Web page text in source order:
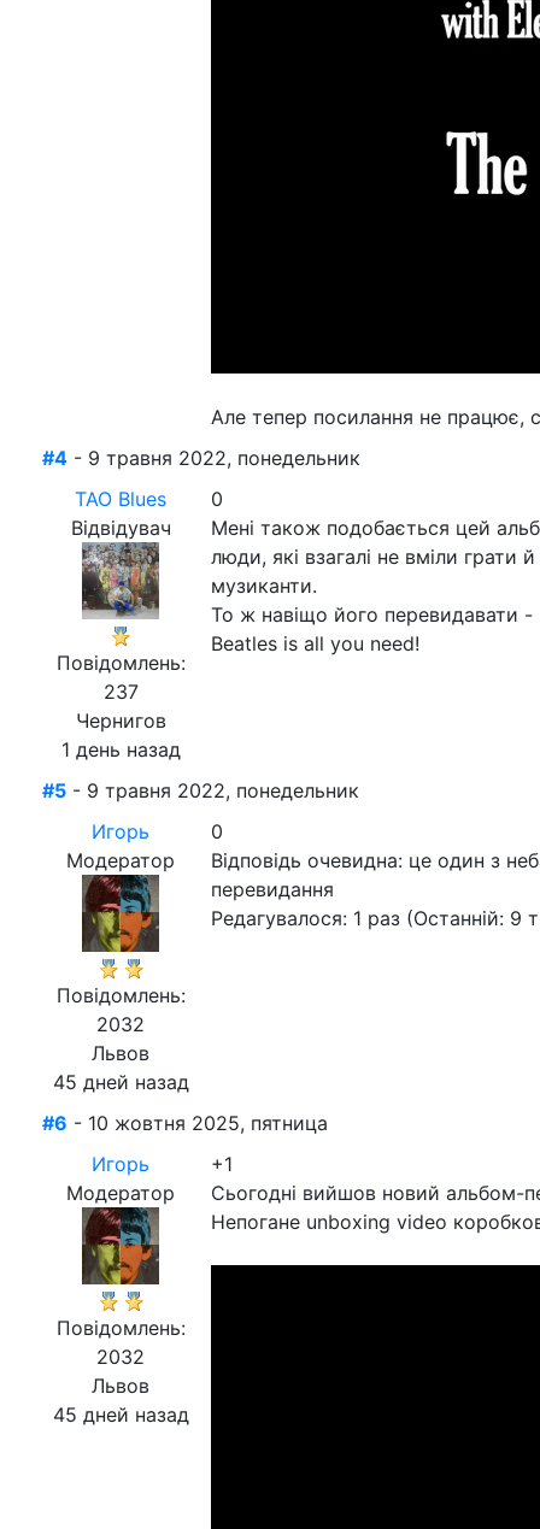
Але тепер посилання не працює,
#4 - 9 травня 2022, понедельник
ТАО Blues
Відвідувач
Повідомлень:
237
Чернигов
1 день назад
0
Мені також подобається цей
люди, які взагалі не вміли
музиканти.
То ж навіщо його перевидавати -
Beatles is all you need!
#5 - 9 травня 2022, понедельник
Игорь
Модератор
Повідомлень:
2032
Львов
45 дней назад
0
Відповідь очевидна: це один з
перевидання
Редагувалося: 1 раз (Останній: 9
#6 - 10 жовтня 2025, пятница
Игорь
Модератор
Повідомлень:
2032
Львов
45 дней назад
+1
Сьогодні вийшов новий альбом-
Непогане unboxing video